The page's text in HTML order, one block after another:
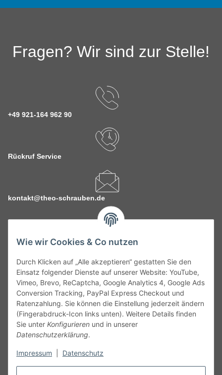
Wie wir Cookies & Co nutzen
Durch Klicken auf „Alle akzeptieren“ gestatten Sie den
Einsatz folgender Dienste auf unserer Website: YouTube,
Vimeo, Brevo, ReCaptcha, Google Analytics 4, Google Ads
Conversion Tracking, PayPal Express Checkout und
Ratenzahlung. Sie können die Einstellung jederzeit ändern
(Fingerabdruck-Icon links unten). Weitere Details finden
Sie unter Konfigurieren und in unserer
Datenschutzerklärung.
Impressum Datenschutz
Fragen? Wir sind zur Stelle!
+49 921-164 962 90
Rückruf Service
kontakt@theo-schrauben.de
Service
Gesetzliche Informationen
Alle technischen Angaben ohne Gewähr. Irrtümer und fehlerhafte
Angaben vorbehalten. Wenn Sie Datenblätter oder spezielle
unseren Kundenservice. Abbildungen der Artikel können